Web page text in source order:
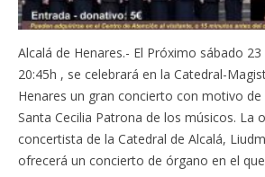
Alcalá de Henares.- El Próximo sábado
20:45h , se celebrará en la Catedral-
Henares un gran concierto con motivo de
Santa Cecilia Patrona de los músicos. La
concertista de la Catedral de Alcalá,
ofrecerá un concierto de órgano en el